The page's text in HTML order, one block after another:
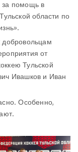
за помощь в
области по
добровольцам
от
Тульской
Ивашков и Иван
Особенно,